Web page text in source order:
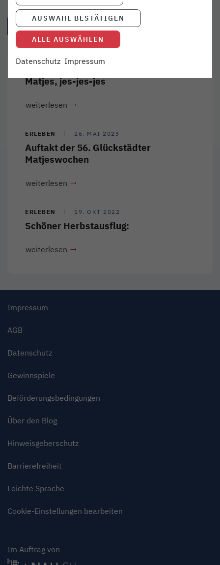
IDEEN AUS DEM BLOG
11. JUN 2026
Matjes, jes-jes-jes
weiterlesen
ERLEBEN 26. MAI 2023
Auftakt der 56. Glückstädter
Matjeswochen
weiterlesen
ERLEBEN 19. OKT 2022
Schöner Herbstausflug:
weiterlesen
Impressum
AGB
Datenschutz
Gewinnspiele
Beförderungsbedingungen
Über den Blog
Hinweisgeberschutz
Barrierefreiheit
Leichte Sprache
Cookie-Einstellungen bearbeiten
Im Auftrag von
AUSWAHL BESTÄTIGEN
ALLE AUSWÄHLEN
Datenschutz Impressum